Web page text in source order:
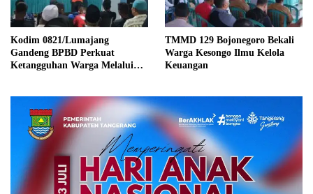
Kodim 0821/Lumajang
Gandeng BPBD Perkuat
Ketangguhan Warga Melalui
TMMD 129 Bojonegoro Bekali
Warga Kesongo Ilmu Kelola
Keuangan